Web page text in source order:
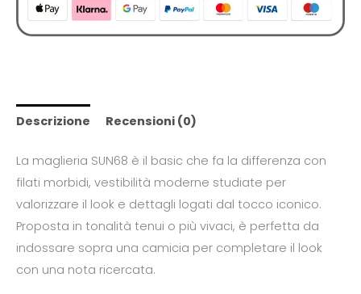
Descrizione Recensioni (0)
La maglieria SUN68 è il basic che fa la differenza con
filati morbidi, vestibilità moderne studiate per
valorizzare il look e dettagli logati dal tocco iconico.
Proposta in tonalità tenui o più vivaci, è perfetta da
indossare sopra una camicia per completare il look
con una nota ricercata.